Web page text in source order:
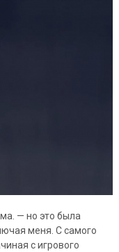
— но это была
меня. С самого
с игрового